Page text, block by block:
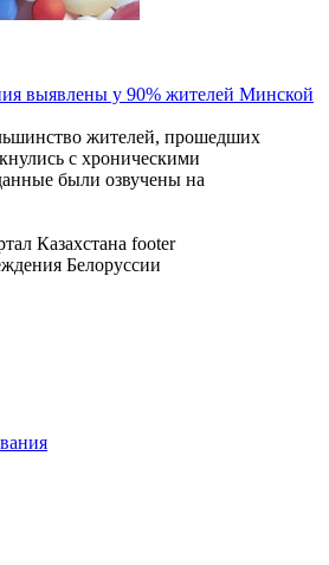
выявлены у 90% жителей Минской
жителей, прошедших
с хроническими
были озвучены на
Белоруссии